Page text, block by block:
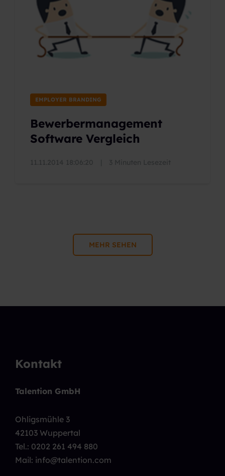
EMPLOYER BRANDING
Bewerbermanagement
Software Vergleich
MEHR SEHEN
Kontakt
Talention GmbH
Ohligsmühle 3
42103 Wuppertal
Tel.: 0202 261 494 880
Mail: info@talention.com